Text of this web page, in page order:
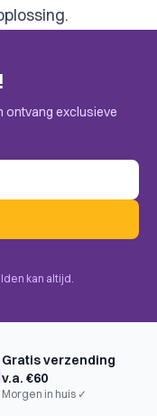
ontvang exclusieve
kan altijd.
Gratis verzending
v.a. €60
Morgen in huis ✓